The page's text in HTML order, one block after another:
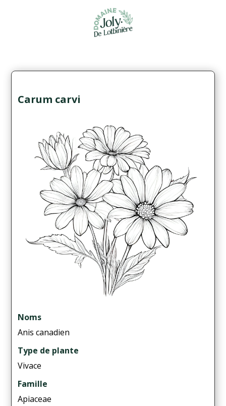
Carum carvi
Noms
Anis canadien
Type de plante
Vivace
Famille
Apiaceae